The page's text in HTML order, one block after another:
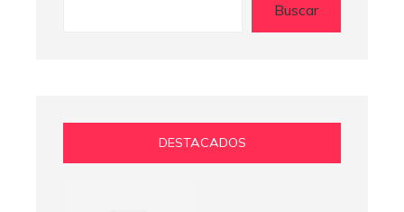
Buscar
DESTACADOS